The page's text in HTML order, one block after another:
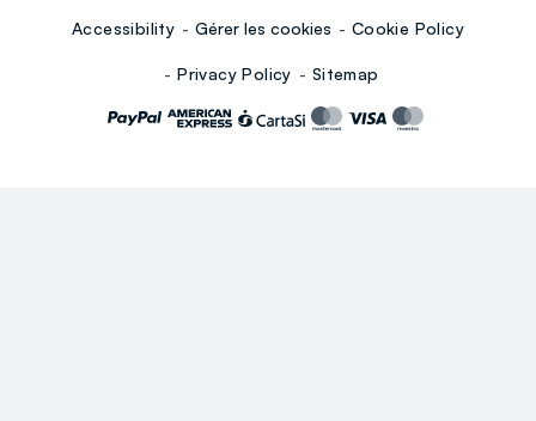
Accessibility Gérer les cookies Cookie Policy
Privacy Policy Sitemap